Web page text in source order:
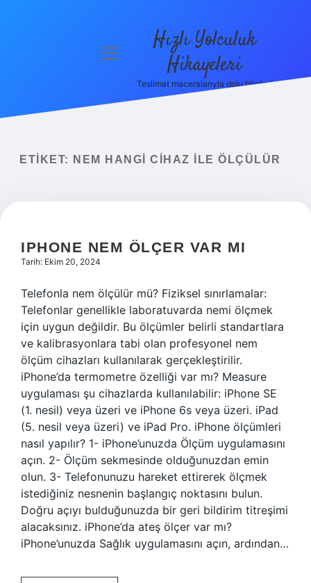
menüyü
Hızlı Yolculuk
Hikayeleri
Teslimat maceralarıyla dolu bilgiler!
ETIKET: NEM HANGI CIHAZ ILE ÖLÇÜLÜR
IPHONE NEM ÖLÇER VAR MI
Tarih: Ekim 20, 2024
Telefonla nem ölçülür mü? Fiziksel sınırlamalar:
Telefonlar genellikle laboratuvarda nemi ölçmek
için uygun değildir. Bu ölçümler belirli standartlara
ve kalibrasyonlara tabi olan profesyonel nem
ölçüm cihazları kullanılarak gerçekleştirilir.
iPhone’da termometre özelliği var mı? Measure
uygulaması şu cihazlarda kullanılabilir: iPhone SE
(1. nesil) veya üzeri ve iPhone 6s veya üzeri. iPad
(5. nesil veya üzeri) ve iPad Pro. iPhone ölçümleri
nasıl yapılır? 1- iPhone’unuzda Ölçüm uygulamasını
açın. 2- Ölçüm sekmesinde olduğunuzdan emin
olun. 3- Telefonunuzu hareket ettirerek ölçmek
istediğiniz nesnenin başlangıç ​​noktasını bulun.
Doğru açıyı bulduğunuzda bir geri bildirim titreşimi
alacaksınız. iPhone’da ateş ölçer var mı?
iPhone’unuzda Sağlık uygulamasını açın, ardından…